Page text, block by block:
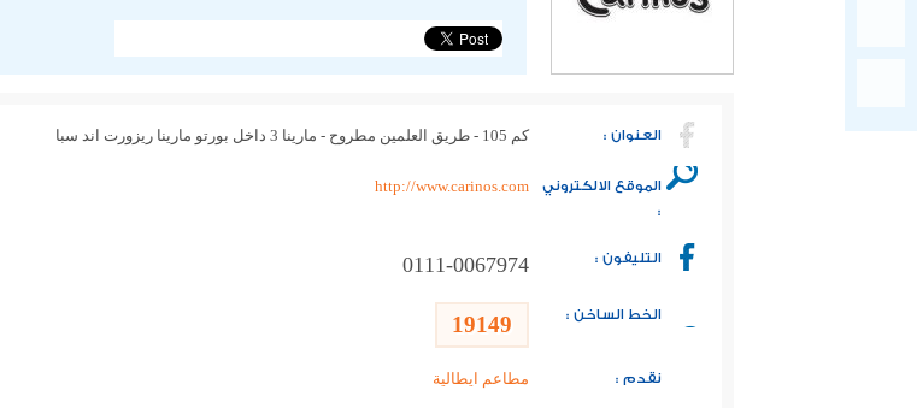
العنوان : كم 105 - طريق العلمين مطروح - مارينا 3 داخل بورتو مارينا ريزورت اند سبا
الموقع الالكتروني
:
http://www.carinos.com
التليفون : 0111-0067974
الخط الساخن : 19149
نقدم : مطاعم ايطالية